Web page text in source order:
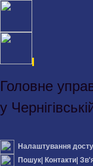
Головне
у
Налаштування
Пошук| Контакти|